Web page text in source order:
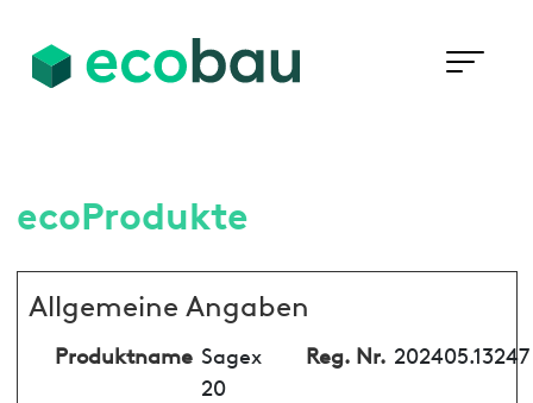
ecoProdukte
Allgemeine Angaben
Produktname Sagex
20
Reg. Nr. 202405.13247